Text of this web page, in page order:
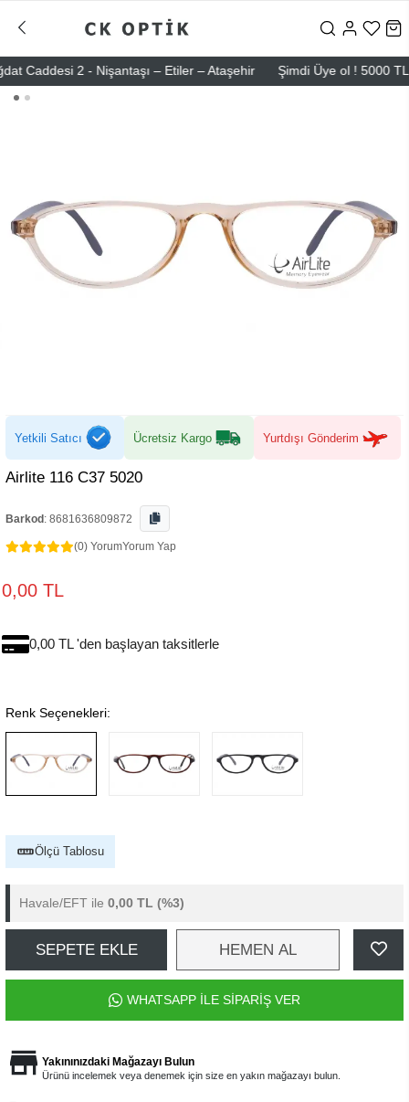
2 - Nişantaşı – Etiler – Ataşehir Şimdi Üye ol ! 5000 TL
Yetkili Satıcı Ücretsiz Kargo Yurtdışı Gönderim
Airlite 116 C37 5020
Barkod : 8681636809872
(0) YorumYorum Yap
0,00 TL
0,00 TL 'den başlayan taksitlerle
Renk Seçenekleri:
Ölçü Tablosu
Havale/EFT ile 0,00 TL (%3)
SEPETE EKLE HEMEN AL
WHATSAPP İLE SİPARİŞ VER
Yakınınızdaki Mağazayı Bulun
Ürünü incelemek veya denemek için size en yakın mağazayı bulun.